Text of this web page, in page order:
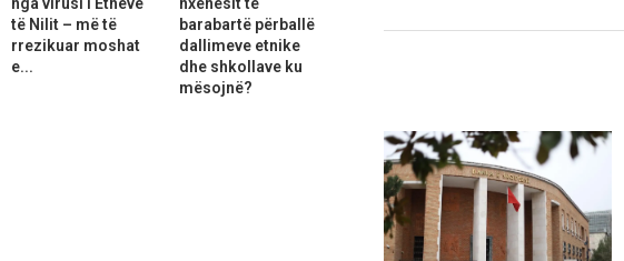
të Nilit – më të
rrezikuar moshat
e...
barabartë përballë
dallimeve etnike
dhe shkollave ku
mësojnë?